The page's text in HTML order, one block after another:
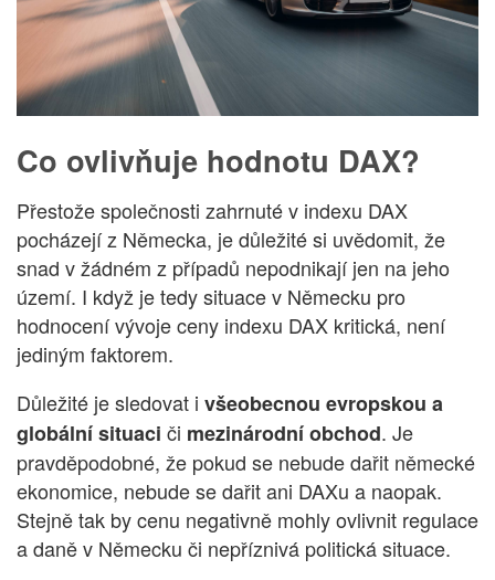
Co ovlivňuje hodnotu DAX?
Přestože společnosti zahrnuté v indexu DAX
pocházejí z Německa, je důležité si uvědomit, že
snad v žádném z případů nepodnikají jen na jeho
území. I když je tedy situace v Německu pro
hodnocení vývoje ceny indexu DAX kritická, není
jediným faktorem.
Důležité je sledovat i všeobecnou evropskou a
globální situaci či mezinárodní obchod. Je
pravděpodobné, že pokud se nebude dařit německé
ekonomice, nebude se dařit ani DAXu a naopak.
Stejně tak by cenu negativně mohly ovlivnit regulace
a daně v Německu či nepříznivá politická situace.